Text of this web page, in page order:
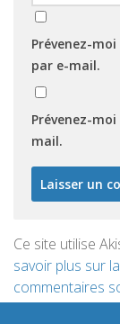
Prévenez-
par e-mail.
Prévenez-
mail.
Ce site utilise
savoir plus sur
commentaires